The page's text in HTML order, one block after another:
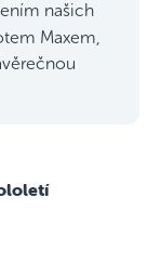
našich
Maxem,